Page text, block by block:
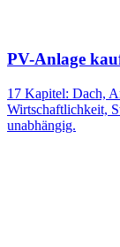
PV-Anlage
17 Kapitel: Dach,
Wirtschaftlichkeit,
unabhängig.